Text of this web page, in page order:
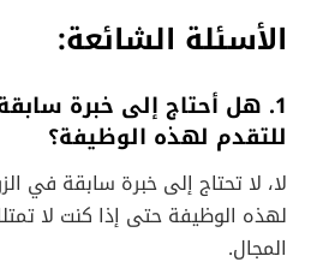
الأسئلة الشائعة:
1. هل أحتاج إلى خبرة
للتقدم لهذه الوظيفة؟
لا، لا تحتاج إلى خبرة سابقة في
لهذه الوظيفة حتى إذا كنت لا
المجال.